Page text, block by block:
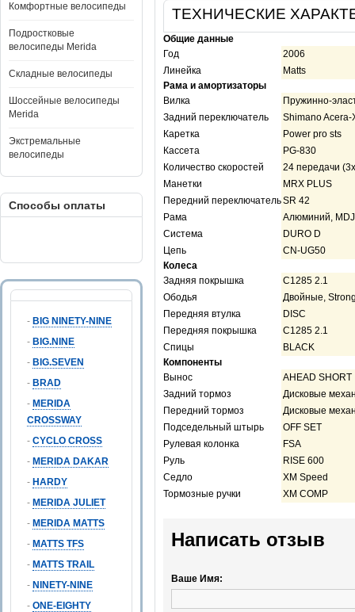
Комфортные велосипеды
Подростковые
велосипеды Merida
Складные велосипеды
Шоссейные велосипеды
Merida
Экстремальные
велосипеды
Способы оплаты
- BIG NINETY-NINE
- BIG.NINE
- BIG.SEVEN
- BRAD
- MERIDA
CROSSWAY
- CYCLO CROSS
- MERIDA DAKAR
- HARDY
- MERIDA JULIET
- MERIDA MATTS
- MATTS TFS
- MATTS TRAIL
- NINETY-NINE
- ONE-EIGHTY
ТЕХНИЧЕСКИЕ
Общие данные
Год
2006
Линейка
Matts
Рама и амортизаторы
Вилка
Пружинно-
Задний переключатель
Shimano Acera-
Каретка
Power pro sts
Кассета
PG-830
Количество скоростей
24 передачи
Манетки
MRX PLUS
Передний переключательSR 42
Рама
Алюминий,
Система
DURO D
Цепь
CN-UG50
Колеса
Задняя покрышка
C1285 2.1
Ободья
Двойные,
Передняя втулка
DISC
Передняя покрышка
C1285 2.1
Спицы
BLACK
Компоненты
Вынос
AHEAD SHORT
Задний тормоз
Дисковые
Передний тормоз
Дисковые
Подседельный штырь
OFF SET
Рулевая колонка
FSA
Руль
RISE 600
Седло
XM Speed
Тормозные ручки
XM COMP
Написать отзыв
Ваше Имя: